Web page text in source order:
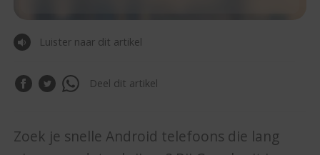
Luister naar dit artikel
Deel dit artikel
Zoek je snelle Android telefoons die lang